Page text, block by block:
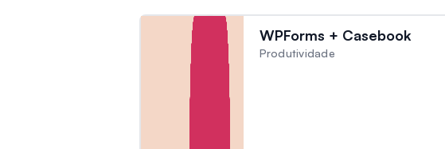
WPForms + Casebook
Produtividade